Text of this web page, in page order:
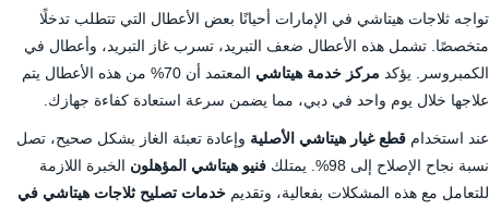
تواجه ثلاجات هيتاشي في الإمارات أحيانًا بعض الأعطال التي تتطلب تدخلًا
متخصصًا. تشمل هذه الأعطال ضعف التبريد، تسرب غاز التبريد، وأعطال في
الكمبروسر. يؤكد مركز خدمة هيتاشي
المعتمد أن 70% من هذه الأعطال يتم
علاجها خلال يوم واحد في دبي، مما يضمن سرعة استعادة كفاءة جهازك.
عند استخدام قطع غيار هيتاشي الأصلية وإعادة تعبئة الغاز بشكل صحيح، تصل
نسبة نجاح الإصلاح إلى 98%. يمتلك
فنيو هيتاشي المؤهلون الخبرة اللازمة
للتعامل مع هذه المشكلات بفعالية، وتقديم خدمات تصليح ثلاجات هيتاشي في